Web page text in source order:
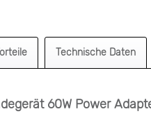
Technische Daten
60W Power